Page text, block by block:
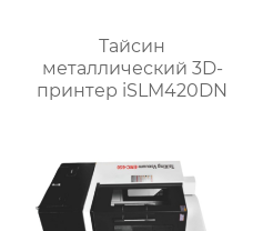
Тайсин
металлический 3D-
принтер iSLM420DN